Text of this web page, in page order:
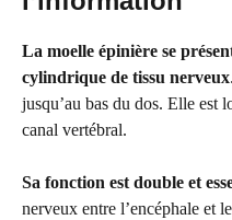
La moelle épinière se
cylindrique de tissu nerveux
jusqu’au bas du dos. Elle est
canal vertébral.
Sa fonction est double et
nerveux entre l’encéphale et